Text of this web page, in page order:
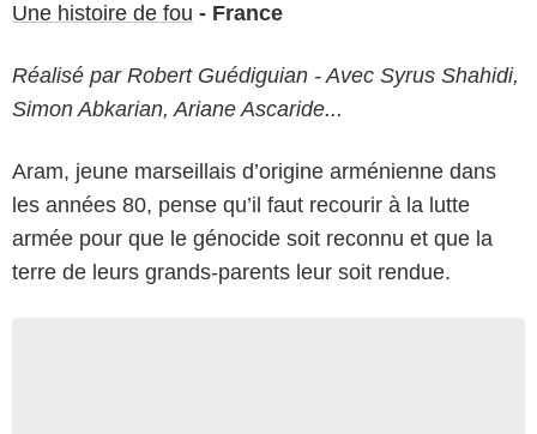
Une histoire de fou - France
Réalisé par Robert Guédiguian - Avec Syrus Shahidi,
Simon Abkarian, Ariane Ascaride...
Aram, jeune marseillais d’origine arménienne dans
les années 80, pense qu’il faut recourir à la lutte
armée pour que le génocide soit reconnu et que la
terre de leurs grands-parents leur soit rendue.